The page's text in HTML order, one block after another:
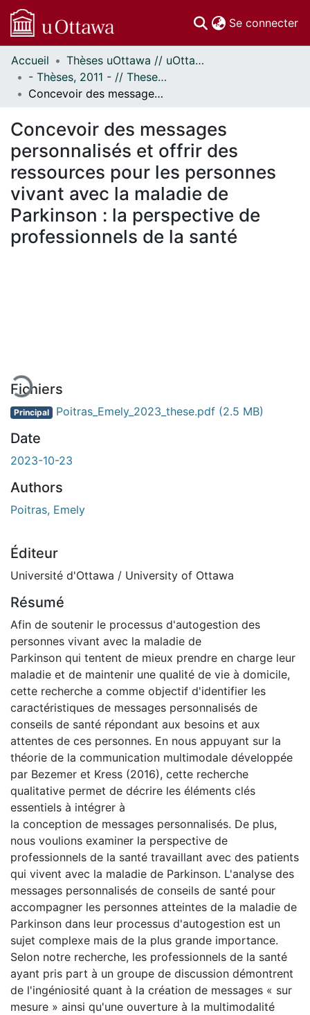
Se connecter
Communautés
et collections
Parcourir
À propos
Accueil
Thèses uOttawa // uOttawa Theses
- Thèses, 2011 - // Theses, 2011 -
Concevoir des messages personnalisés et offrir des ressources pour les personnes vivant avec la maladie de Parkinson : la perspective de professionnels de la santé
Concevoir des messages
personnalisés et offrir des
ressources pour les personnes
vivant avec la maladie de
Parkinson : la perspective de
professionnels de la santé
Fichiers
Principal Poitras_Emely_2023_these.pdf (2.5 MB)
Date
2023-10-23
Authors
Poitras, Emely
Éditeur
Université d'Ottawa / University of Ottawa
Résumé
Afin de soutenir le processus d'autogestion des
personnes vivant avec la maladie de
Parkinson qui tentent de mieux prendre en charge leur
maladie et de maintenir une qualité de vie à domicile,
cette recherche a comme objectif d'identifier les
caractéristiques de messages personnalisés de
conseils de santé répondant aux besoins et aux
attentes de ces personnes. En nous appuyant sur la
théorie de la communication multimodale développée
par Bezemer et Kress (2016), cette recherche
qualitative permet de décrire les éléments clés
essentiels à intégrer à
la conception de messages personnalisés. De plus,
nous voulions examiner la perspective de
professionnels de la santé travaillant avec des patients
qui vivent avec la maladie de Parkinson. L'analyse des
messages personnalisés de conseils de santé pour
accompagner les personnes atteintes de la maladie de
Parkinson dans leur processus d'autogestion est un
sujet complexe mais de la plus grande importance.
Selon notre recherche, les professionnels de la santé
ayant pris part à un groupe de discussion démontrent
de l'ingéniosité quant à la création de messages « sur
mesure » ainsi qu'une ouverture à la multimodalité